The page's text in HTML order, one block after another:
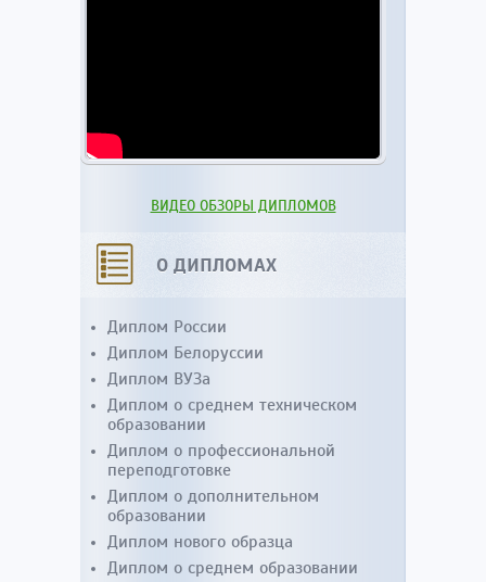
ВИДЕО ОБЗОРЫ ДИПЛОМОВ
О ДИПЛОМАХ
Диплом России
Диплом Белоруссии
Диплом ВУЗа
Диплом о среднем техническом
образовании
Диплом о профессиональной
переподготовке
Диплом о дополнительном
образовании
Диплом нового образца
Диплом о среднем образовании